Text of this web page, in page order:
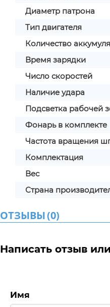
Диаметр патрона
Тип двигателя
Количество
Время зарядки
Число скоростей
Наличие удара
Подсветка рабочей
Фонарь в комплекте
Частота вращения
Комплектация
Вес
Страна
ОТЗЫВЫ(0)
Написать отзыв
Имя